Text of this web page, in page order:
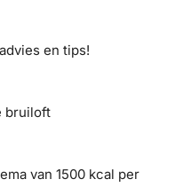
en tips!
bruiloft
van 1500 kcal per